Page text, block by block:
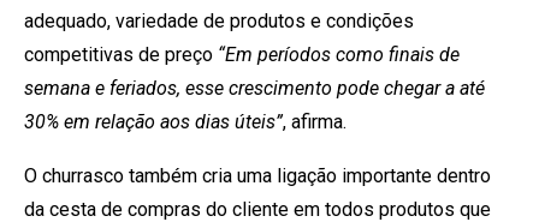
adequado, variedade de produtos e condições
competitivas de preço “Em períodos como finais de
semana e feriados, esse crescimento pode chegar a até
30% em relação aos dias úteis”, afirma.
O churrasco também cria uma ligação importante dentro
da cesta de compras do cliente em todos produtos que